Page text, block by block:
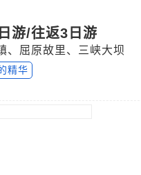
游/往返3日游
、屈原故里、三峡大坝
精华